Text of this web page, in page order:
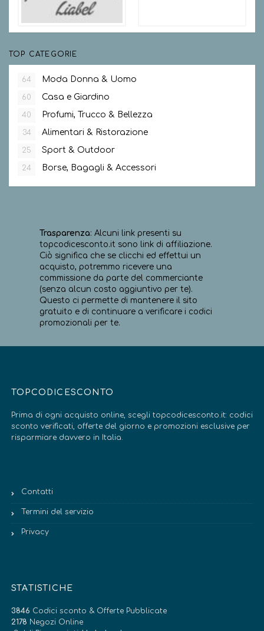
TOP CATEGORIE
64 Moda Donna & Uomo
60 Casa e Giardino
40 Profumi, Trucco & Bellezza
34 Alimentari & Ristorazione
25 Sport & Outdoor
24 Borse, Bagagli & Accessori
Trasparenza: Alcuni link presenti su
topcodicesconto.it sono link di affiliazione.
Ciò significa che se clicchi ed effettui un
acquisto, potremmo ricevere una
commissione da parte del commerciante
(senza alcun costo aggiuntivo per te).
Questo ci permette di mantenere il sito
gratuito e di continuare a verificare i codici
promozionali per te.
TOPCODICESCONTO
Prima di ogni acquisto online, scegli topcodicesconto.it: codici
sconto verificati, offerte del giorno e promozioni esclusive per
risparmiare davvero in Italia.
Contatti
Termini del servizio
Privacy
STATISTICHE
3846 Codici sconto & Offerte Pubblicate
2178 Negozi Online